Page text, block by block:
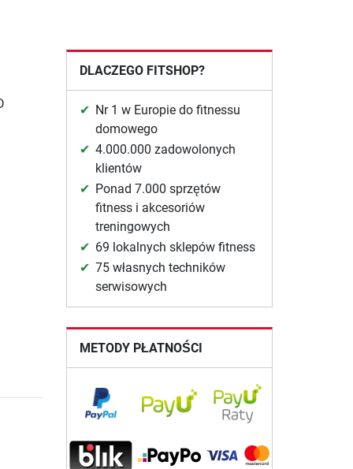
DLACZEGO FITSHOP?
Nr 1 w Europie do fitnessu
domowego
4.000.000 zadowolonych
klientów
Ponad 7.000 sprzętów
fitness i akcesoriów
treningowych
69 lokalnych sklepów fitness
75 własnych techników
serwisowych
METODY PŁATNOŚCI